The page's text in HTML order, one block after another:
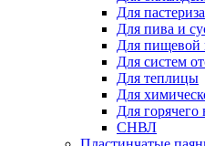
Для
Для пива и
Для пищевой
Для систем
Для теплицы
Для
Для
СНВЛ